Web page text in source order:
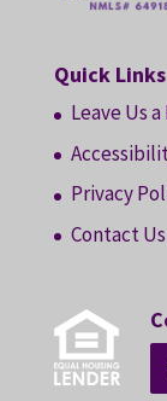
Quick Links
Leave Us
Privacy
Contact Us